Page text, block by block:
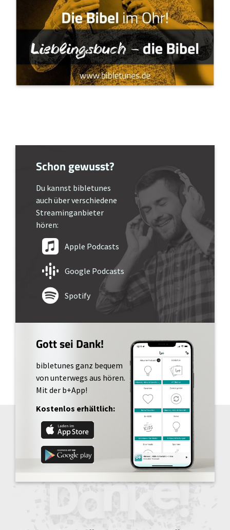
Schon gewusst?
Du kannst bibletunes
auch über verschiedene
Streaminganbieter
hören:
Apple Podcasts
Google Podcasts
Spotify
Gott sei Dank!
bibletunes ganz bequem
von unterwegs aus hören.
Mit der b+App!
Kostenlos erhältlich: